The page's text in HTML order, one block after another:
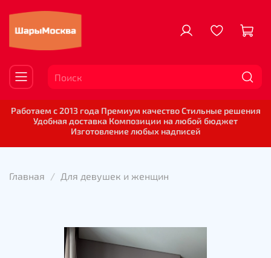
Работаем с 2013 года Премиум качество Стильные решения
Удобная доставка Композиции на любой бюджет
Изготовление любых надписей
Главная Для девушек и женщин